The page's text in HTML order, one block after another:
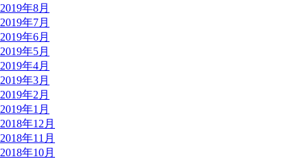
2019年8月
2019年7月
2019年6月
2019年5月
2019年4月
2019年3月
2019年2月
2019年1月
2018年12月
2018年11月
2018年10月